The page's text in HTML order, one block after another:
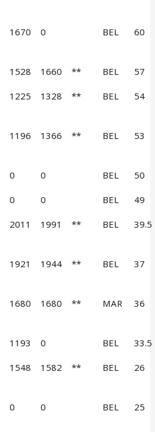
1670 0 BEL 60
1528 1660 ** BEL 57
1225 1328 ** BEL 54
1196 1366 ** BEL 53
0 0 BEL 50
0 0 BEL 49
2011 1991 ** BEL 39.5
1921 1944 ** BEL 37
1680 1680 ** MAR 36
1193 0 BEL 33.5
1548 1582 ** BEL 26
0 0 BEL 25